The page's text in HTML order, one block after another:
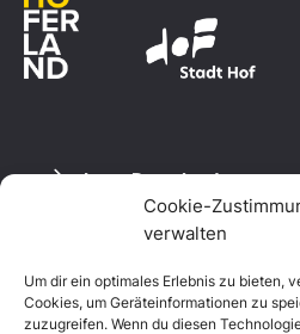
Cookie-
verwalten
Um dir ein optimales Erlebnis zu bieten,
Cookies, um Geräteinformationen zu
zuzugreifen. Wenn du diesen
Logo Download
Datenschutzerklärung
Impressum